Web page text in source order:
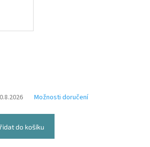
Možnosti doručení
do košíku